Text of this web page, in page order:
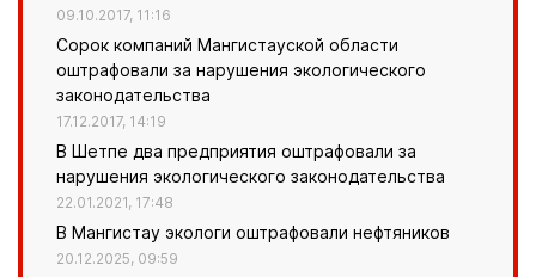
09.10.2017, 11:16
Сорок компаний Мангистауской области
оштрафовали за нарушения экологического
законодательства
17.12.2017, 14:19
В Шетпе два предприятия оштрафовали за
нарушения экологического законодательства
22.01.2021, 17:48
В Мангистау экологи оштрафовали нефтяников
20.12.2025, 09:59